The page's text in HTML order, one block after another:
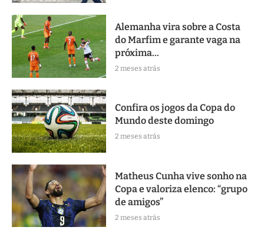
Alemanha vira sobre a Costa
do Marfim e garante vaga na
próxima...
2 meses atrás
Confira os jogos da Copa do
Mundo deste domingo
2 meses atrás
Matheus Cunha vive sonho na
Copa e valoriza elenco: “grupo
de amigos”
2 meses atrás